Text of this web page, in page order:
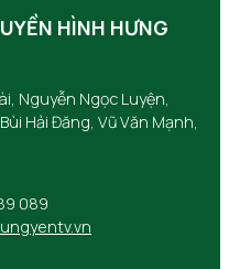
HÌNH HƯNG
Nguyễn Ngọc Luyện,
Hải Đăng, Vũ Văn Mạnh,
089